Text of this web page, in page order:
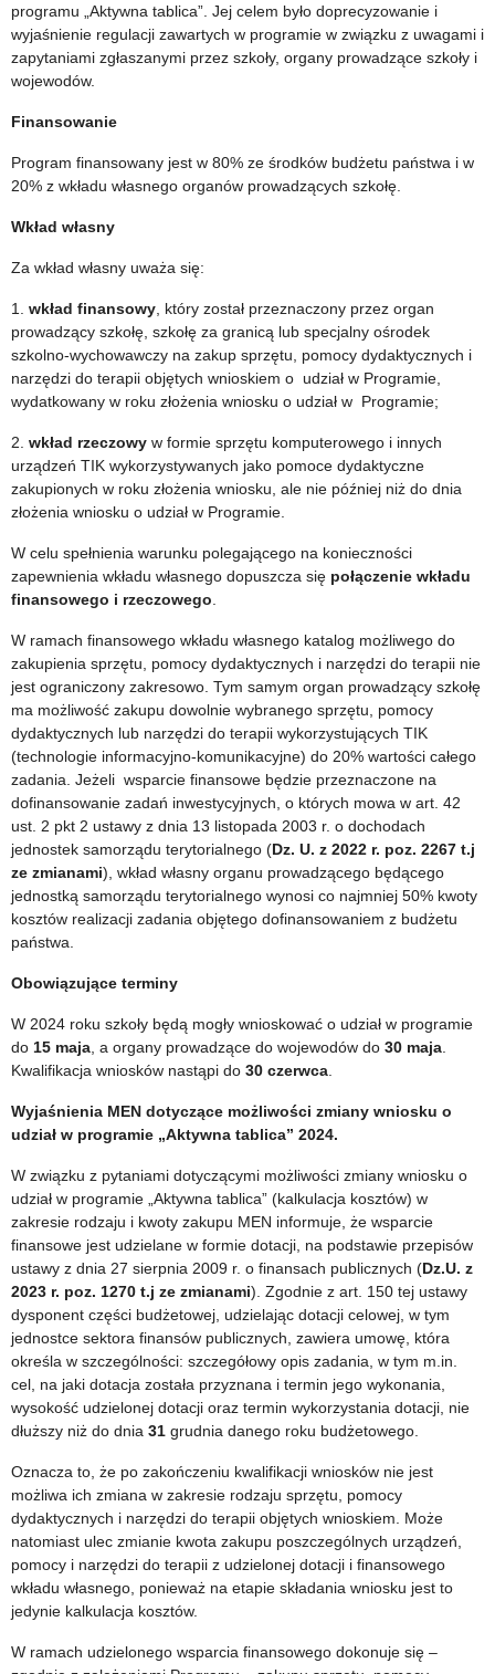
programu „Aktywna tablica”. Jej celem było doprecyzowanie i
wyjaśnienie regulacji zawartych w programie w związku z uwagami i
zapytaniami zgłaszanymi przez szkoły, organy prowadzące szkoły i
wojewodów.
Finansowanie
Program finansowany jest w 80% ze środków budżetu państwa i w
20% z wkładu własnego organów prowadzących szkołę.
Wkład własny
Za wkład własny uważa się:
1. wkład finansowy , który został przeznaczony przez organ
prowadzący szkołę, szkołę za granicą lub specjalny ośrodek
szkolno-wychowawczy na zakup sprzętu, pomocy dydaktycznych i
narzędzi do terapii objętych wnioskiem o udział w Programie,
wydatkowany w roku złożenia wniosku o udział w Programie;
2. wkład rzeczowy w formie sprzętu komputerowego i innych
urządzeń TIK wykorzystywanych jako pomoce dydaktyczne
zakupionych w roku złożenia wniosku, ale nie później niż do dnia
złożenia wniosku o udział w Programie.
W celu spełnienia warunku polegającego na konieczności
zapewnienia wkładu własnego dopuszcza się połączenie wkładu
finansowego i rzeczowego
W ramach finansowego wkładu własnego katalog możliwego do
zakupienia sprzętu, pomocy dydaktycznych i narzędzi do terapii nie
jest ograniczony zakresowo. Tym samym organ prowadzący szkołę
ma możliwość zakupu dowolnie wybranego sprzętu, pomocy
dydaktycznych lub narzędzi do terapii wykorzystujących TIK
(technologie informacyjno-komunikacyjne) do 20% wartości całego
zadania. Jeżeli wsparcie finansowe będzie przeznaczone na
dofinansowanie zadań inwestycyjnych, o których mowa w art. 42
ust. 2 pkt 2 ustawy z dnia 13 listopada 2003 r. o dochodach
jednostek samorządu terytorialnego (Dz. U. z 2022 r. poz. 2267 t.j
ze zmianami), wkład własny organu prowadzącego będącego
jednostką samorządu terytorialnego wynosi co najmniej 50% kwoty
kosztów realizacji zadania objętego dofinansowaniem z budżetu
państwa.
Obowiązujące terminy
W 2024 roku szkoły będą mogły wnioskować o udział w programie
do 15 maja , a organy prowadzące do wojewodów do 30 maja
Kwalifikacja wniosków nastąpi do 30 czerwca
Wyjaśnienia MEN dotyczące możliwości zmiany wniosku o
udział w programie „Aktywna tablica” 2024.
W związku z pytaniami dotyczącymi możliwości zmiany wniosku o
udział w programie „Aktywna tablica” (kalkulacja kosztów) w
zakresie rodzaju i kwoty zakupu MEN informuje, że wsparcie
finansowe jest udzielane w formie dotacji, na podstawie przepisów
ustawy z dnia 27 sierpnia 2009 r. o finansach publicznych (Dz.U. z
2023 r. poz. 1270 t.j ze zmianami). Zgodnie z art. 150 tej ustawy
dysponent części budżetowej, udzielając dotacji celowej, w tym
jednostce sektora finansów publicznych, zawiera umowę, która
określa w szczególności: szczegółowy opis zadania, w tym m.in.
cel, na jaki dotacja została przyznana i termin jego wykonania,
wysokość udzielonej dotacji oraz termin wykorzystania dotacji, nie
dłuższy niż do dnia 31 grudnia danego roku budżetowego.
Oznacza to, że po zakończeniu kwalifikacji wniosków nie jest
możliwa ich zmiana w zakresie rodzaju sprzętu, pomocy
dydaktycznych i narzędzi do terapii objętych wnioskiem. Może
natomiast ulec zmianie kwota zakupu poszczególnych urządzeń,
pomocy i narzędzi do terapii z udzielonej dotacji i finansowego
wkładu własnego, ponieważ na etapie składania wniosku jest to
jedynie kalkulacja kosztów.
W ramach udzielonego wsparcia finansowego dokonuje się –